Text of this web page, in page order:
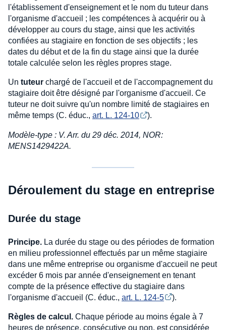
l'établissement d'enseignement et le nom du tuteur dans
l'organisme d'accueil ; les compétences à acquérir ou à
développer au cours du stage, ainsi que les activités
confiées au stagiaire en fonction de ses objectifs ; les
dates du début et de la fin du stage ainsi que la durée
totale calculée selon les règles propres stage.
Un tuteur chargé de l'accueil et de l'accompagnement du
stagiaire doit être désigné par l'organisme d'accueil. Ce
tuteur ne doit suivre qu'un nombre limité de stagiaires en
même temps (C. éduc., art. L. 124-10 ).
Modèle-type : V. Arr. du 29 déc. 2014, NOR:
MENS1429422A.
Déroulement du stage en entreprise
Durée du stage
Principe. La durée du stage ou des périodes de formation
en milieu professionnel effectués par un même stagiaire
dans une même entreprise ou organisme d'accueil ne peut
excéder 6 mois par année d'enseignement en tenant
compte de la présence effective du stagiaire dans
l'organisme d'accueil (C. éduc., art. L. 124-5 ).
Règles de calcul. Chaque période au moins égale à 7
heures de présence, consécutive ou non, est considérée